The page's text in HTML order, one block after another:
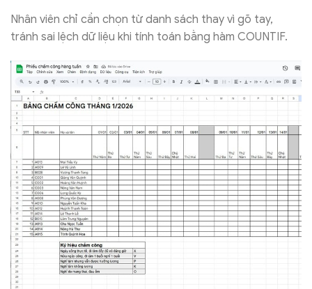
Nhân viên chỉ cần chọn từ danh sách thay vì gõ tay,
tránh sai lệch dữ liệu khi tính toán bằng hàm COUNTIF.